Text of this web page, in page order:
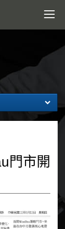
Toggle
門市開